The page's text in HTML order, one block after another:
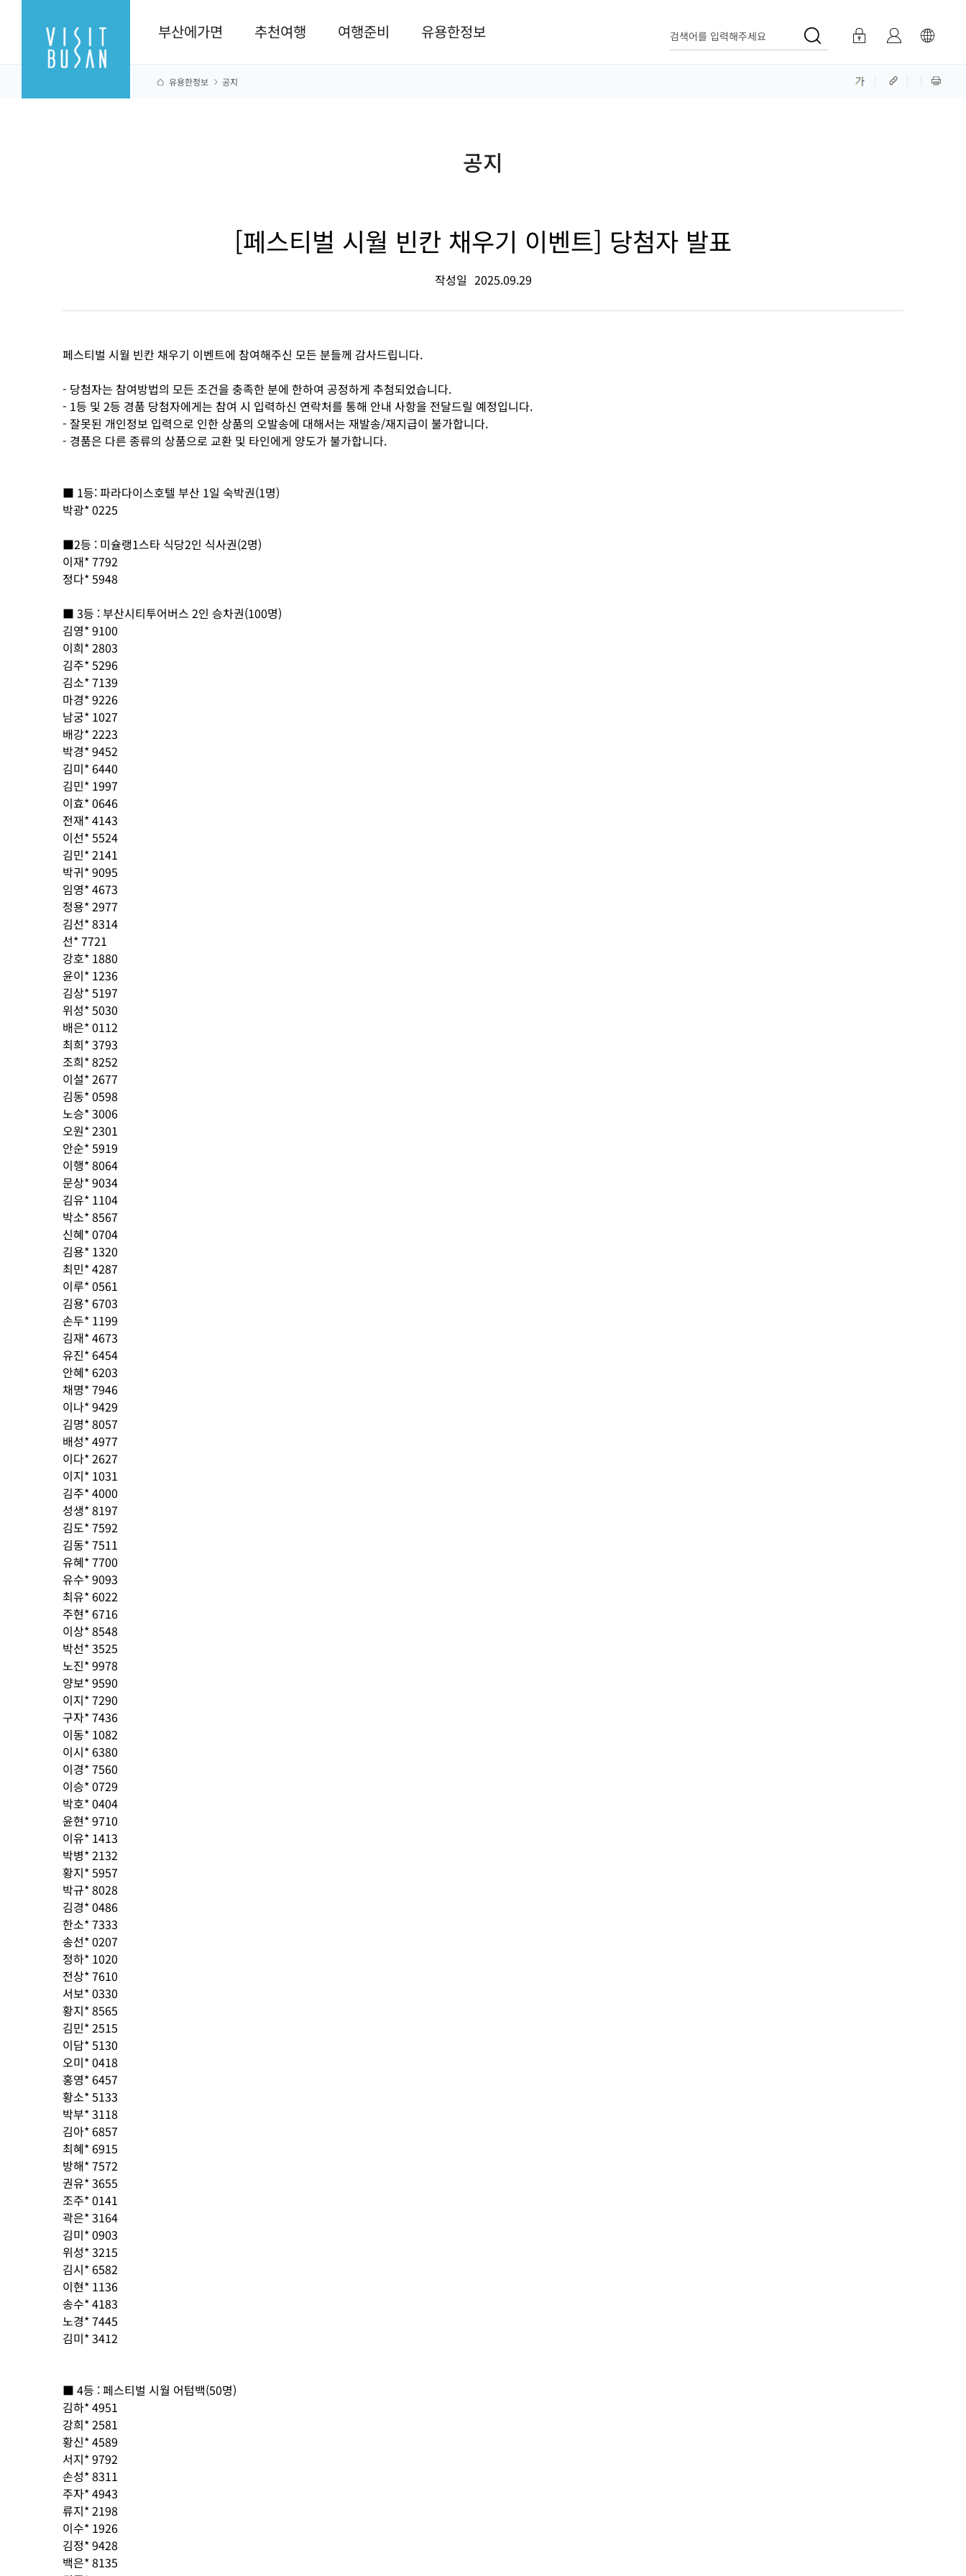
부산에가면 추천여행 여행준비 유용한정보 검색어를 입력해주세요
유용한정보 공지
공지
[페스티벌 시월 빈칸 채우기 이벤트] 당첨자 발표
작성일 2025.09.29
페스티벌 시월 빈칸 채우기 이벤트에 참여해주신 모든 분들께 감사드립니다.
- 당첨자는 참여방법의 모든 조건을 충족한 분에 한하여 공정하게 추첨되었습니다.
- 1등 및 2등 경품 당첨자에게는 참여 시 입력하신 연락처를 통해 안내 사항을 전달드릴 예정입니다.
- 잘못된 개인정보 입력으로 인한 상품의 오발송에 대해서는 재발송/재지급이 불가합니다.
- 경품은 다른 종류의 상품으로 교환 및 타인에게 양도가 불가합니다.
■ 1등: 파라다이스호텔 부산 1일 숙박권(1명)
박광* 0225
■2등 : 미슐랭1스타 식당2인 식사권(2명)
이재* 7792
정다* 5948
■ 3등 : 부산시티투어버스 2인 승차권(100명)
김영* 9100
이희* 2803
김주* 5296
김소* 7139
마경* 9226
남궁* 1027
배강* 2223
박경* 9452
김미* 6440
김민* 1997
이효* 0646
전재* 4143
이선* 5524
김민* 2141
박귀* 9095
임영* 4673
정용* 2977
김선* 8314
선* 7721
강호* 1880
윤이* 1236
김상* 5197
위성* 5030
배은* 0112
최희* 3793
조희* 8252
이설* 2677
김동* 0598
노승* 3006
오원* 2301
안순* 5919
이행* 8064
문상* 9034
김유* 1104
박소* 8567
신혜* 0704
김용* 1320
최민* 4287
이루* 0561
김용* 6703
손두* 1199
김재* 4673
유진* 6454
안혜* 6203
채명* 7946
이나* 9429
김명* 8057
배성* 4977
이다* 2627
이지* 1031
김주* 4000
성생* 8197
김도* 7592
김동* 7511
유혜* 7700
유수* 9093
최유* 6022
주현* 6716
이상* 8548
박선* 3525
노진* 9978
양보* 9590
이지* 7290
구자* 7436
이동* 1082
이시* 6380
이경* 7560
이승* 0729
박호* 0404
윤현* 9710
이유* 1413
박병* 2132
황지* 5957
박규* 8028
김경* 0486
한소* 7333
송선* 0207
정하* 1020
전상* 7610
서보* 0330
황지* 8565
김민* 2515
이담* 5130
오미* 0418
홍영* 6457
황소* 5133
박부* 3118
김아* 6857
최혜* 6915
방해* 7572
권유* 3655
조주* 0141
곽은* 3164
김미* 0903
위성* 3215
김시* 6582
이현* 1136
송수* 4183
노경* 7445
김미* 3412
■ 4등 : 페스티벌 시월 어텀백(50명)
김하* 4951
강희* 2581
황신* 4589
서지* 9792
손성* 8311
주자* 4943
류지* 2198
이수* 1926
김정* 9428
백은* 8135